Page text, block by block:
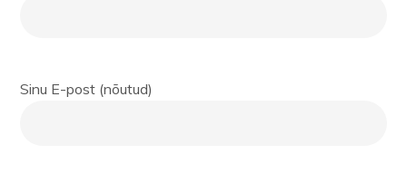
Sinu E-post (nõutud)